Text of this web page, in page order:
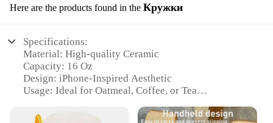
Here are the products found in the Кружки
Specifications:
Material: High-quality Ceramic
Capacity: 16 Oz
Design: iPhone-Inspired Aesthetic
Usage: Ideal for Oatmeal, Coffee, or Tea
Quantity: Available in Sets